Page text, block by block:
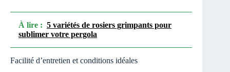
À lire : 5 variétés de rosiers grimpants pour
sublimer votre pergola
Facilité d’entretien et conditions idéales